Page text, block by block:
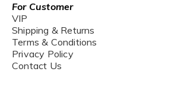
For Customer
VIP
Shipping & Returns
Terms & Conditions
Privacy Policy
Contact Us